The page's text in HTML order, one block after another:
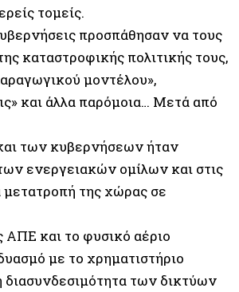
τομείς.
προσπάθησαν να τους
καταστροφικής πολιτικής τους,
μοντέλου»,
και άλλα παρόμοια… Μετά από
των κυβερνήσεων ήταν
ενεργειακών ομίλων και στις
μετατροπή της χώρας σε
ΑΠΕ και το φυσικό αέριο
με το χρηματιστήριο
διασυνδεσιμότητα των δικτύων